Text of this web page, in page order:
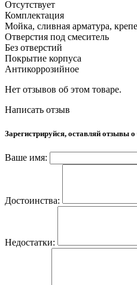
Отсутствует
Комплектация
Мойка, сливная арматура,
Отверстия под смеситель
Без отверстий
Покрытие корпуса
Антикоррозийное
Нет отзывов об этом товаре.
Написать отзыв
Зарегистрируйся, оставляй отзывы
Ваше имя:
Достоинства:
Недостатки: